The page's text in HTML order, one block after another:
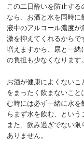
この二日酔いを防止す
なら、お酒と水を同時
液中のアルコール濃度
激を抑えてくれるから
増えますから、尿と一
の負担も少なくなります。
お酒が健康によくない
をまったく飲まないこ
む時には必ず一緒に水
らまず水を飲む、という
また、飲み過ぎでない
ありません。